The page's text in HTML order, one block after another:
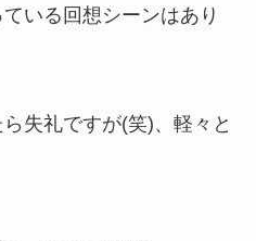
いる回想シーンはあり
失礼ですが(笑)、軽々と